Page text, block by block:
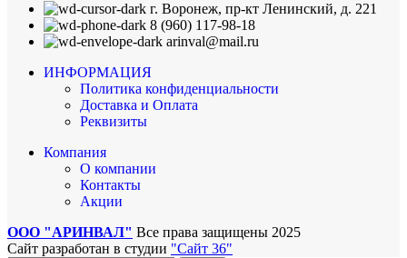
г. Воронеж, пр-кт Ленинский, д. 221
8 (960) 117-98-18
arinval@mail.ru
ИНФОРМАЦИЯ
Политика конфиденциальности
Доставка и Оплата
Реквизиты
Компания
О компании
Контакты
Акции
ООО "АРИНВАЛ" Все права защищены 2025
Сайт разработан в студии "Сайт 36"